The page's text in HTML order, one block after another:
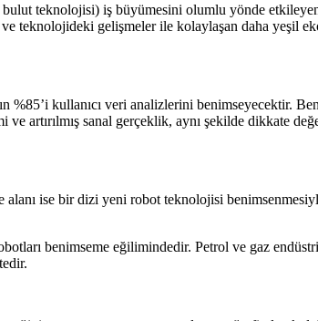
teknolojisi) iş büyümesini olumlu yönde
teknolojideki gelişmeler ile kolaylaşan daha yeşil
%85’i kullanıcı veri analizlerini benimseyecektir.
artırılmış sanal gerçeklik, aynı şekilde dikkate
alanı ise bir dizi yeni robot teknolojisi
benimseme eğilimindedir. Petrol ve gaz